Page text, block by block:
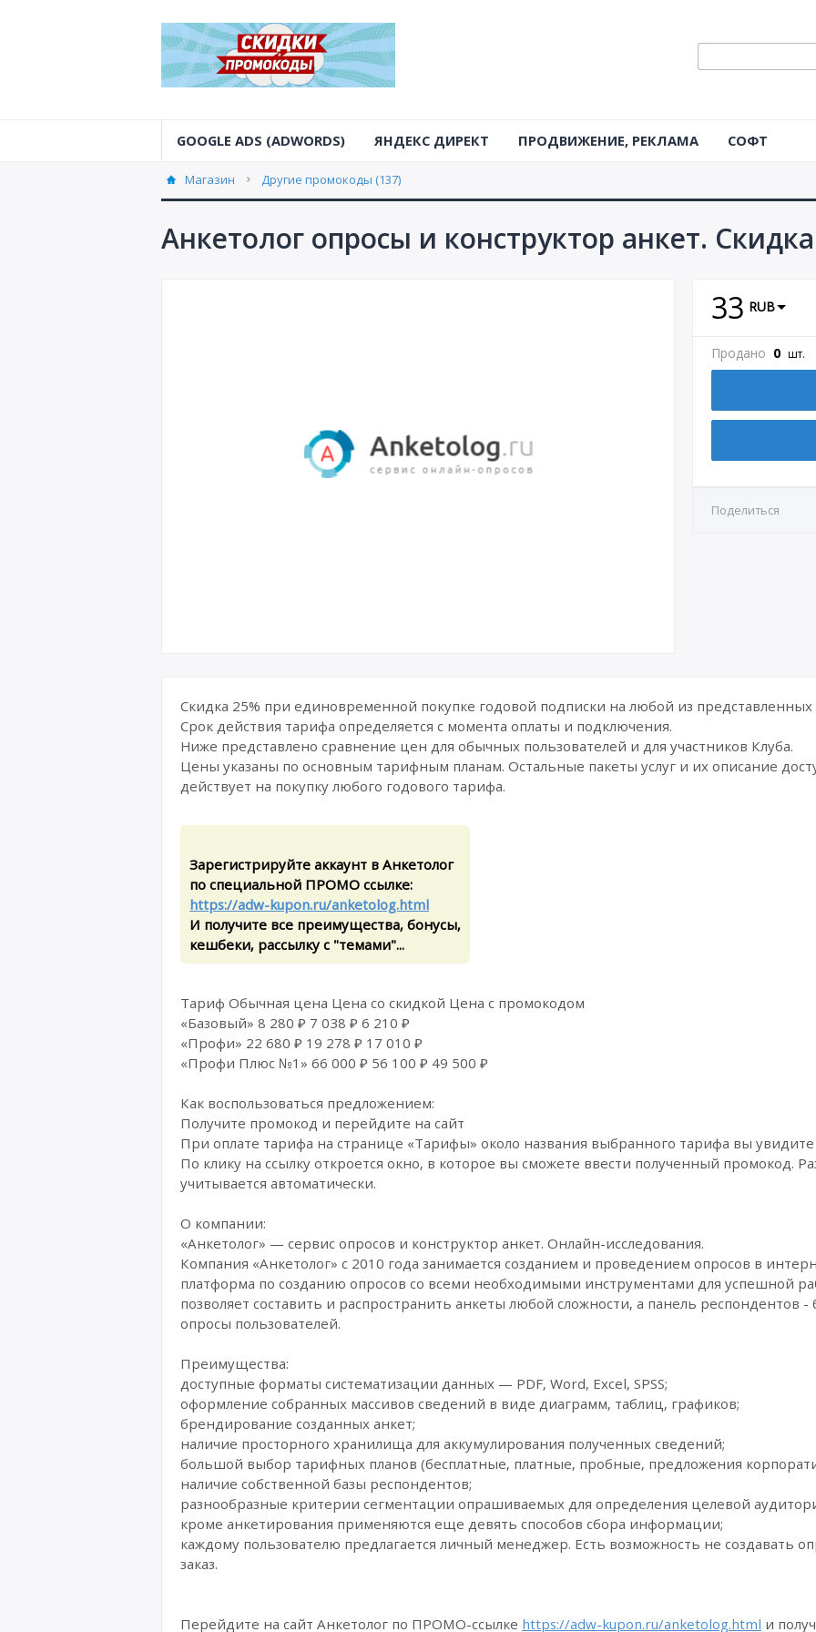
GOOGLE ADS (ADWORDS) ЯНДЕКС ДИРЕКТ ПРОДВИЖЕНИЕ, РЕКЛАМА СОФТ
Магазин Другие промокоды (137)
Анкетолог опросы и конструктор анкет.
33 RUB
Продано 0 шт.
Поделиться
Скидка 25% при единовременной покупке годовой подписки на любой из
Срок действия тарифа определяется с момента оплаты и подключения.
Ниже представлено сравнение цен для обычных пользователей и для участников Клуба.
Цены указаны по основным тарифным планам. Остальные пакеты услуг и их описание
действует на покупку любого годового тарифа.
Зарегистрируйте аккаунт в Анкетолог
по специальной ПРОМО ссылке:
https://adw-kupon.ru/anketolog.html
И получите все преимущества, бонусы,
кешбеки, рассылку с "темами"...
Тариф Обычная цена Цена со скидкой Цена с промокодом
«Базовый» 8 280 ₽ 7 038 ₽ 6 210 ₽
«Профи» 22 680 ₽ 19 278 ₽ 17 010 ₽
«Профи Плюс №1» 66 000 ₽ 56 100 ₽ 49 500 ₽
Как воспользоваться предложением:
Получите промокод и перейдите на сайт
При оплате тарифа на странице «Тарифы» около названия выбранного тарифа вы увидите
По клику на ссылку откроется окно, в которое вы сможете ввести полученный промокод.
учитывается автоматически.
О компании:
«Анкетолог» — сервис опросов и конструктор анкет. Онлайн-исследования.
Компания «Анкетолог» с 2010 года занимается созданием и проведением опросов в
платформа по созданию опросов со всеми необходимыми инструментами для успешной
позволяет составить и распространить анкеты любой сложности, а панель респондентов
опросы пользователей.
Преимущества:
доступные форматы систематизации данных — PDF, Word, Excel, SPSS;
оформление собранных массивов сведений в виде диаграмм, таблиц, графиков;
брендирование созданных анкет;
наличие просторного хранилища для аккумулирования полученных сведений;
большой выбор тарифных планов (бесплатные, платные, пробные, предложения
наличие собственной базы респондентов;
разнообразные критерии сегментации опрашиваемых для определения целевой
кроме анкетирования применяются еще девять способов сбора информации;
каждому пользователю предлагается личный менеджер. Есть возможность не создавать
заказ.
Перейдите на сайт Анкетолог по ПРОМО-ссылке https://adw-kupon.ru/anketolog.html и